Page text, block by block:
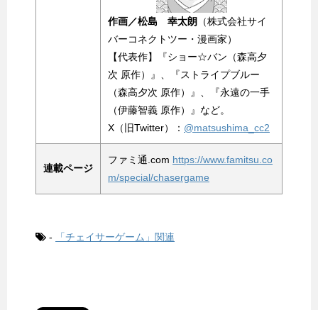
作画／松島 幸太朗 （株式会社サイ
バーコネクトツー・漫画家）
【代表作】『ショー☆バン（森高夕
次 原作）』、『ストライプブルー
（森高夕次 原作）』、『永遠の一手
（伊藤智義 原作）』など。
X（旧Twitter）： @matsushima_cc2
連載ページ
ファミ通.com https://www.famitsu.co
m/special/chasergame
- 「チェイサーゲーム」関連